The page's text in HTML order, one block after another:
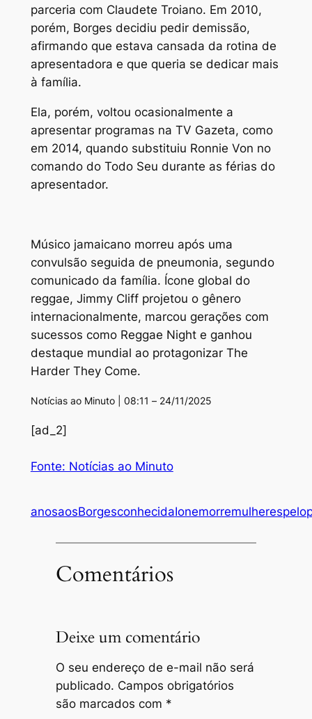
parceria com Claudete Troiano. Em 2010,
porém, Borges decidiu pedir demissão,
afirmando que estava cansada da rotina de
apresentadora e que queria se dedicar mais
à família.
Ela, porém, voltou ocasionalmente a
apresentar programas na TV Gazeta, como
em 2014, quando substituiu Ronnie Von no
comando do Todo Seu durante as férias do
apresentador.
Músico jamaicano morreu após uma
convulsão seguida de pneumonia, segundo
comunicado da família. Ícone global do
reggae, Jimmy Cliff projetou o gênero
internacionalmente, marcou gerações com
sucessos como Reggae Night e ganhou
destaque mundial ao protagonizar The
Harder They Come.
Notícias ao Minuto | 08:11 – 24/11/2025
[ad_2]
Fonte: Notícias ao Minuto
anosaosBorgesconhecidaIonemorremulherespelo
Comentários
Deixe um comentário
O seu endereço de e-mail não será
publicado. Campos obrigatórios
são marcados com *